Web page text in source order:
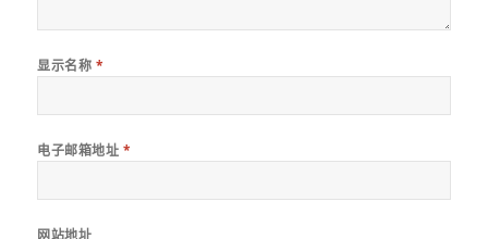
显示名称 *
电子邮箱地址 *